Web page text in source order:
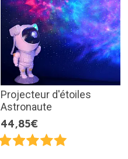
Projecteur d'étoiles
Astronaute
44,85€